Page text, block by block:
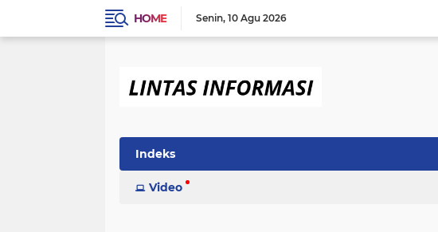
HOME Senin 10 Agu 2026
Indeks
Video